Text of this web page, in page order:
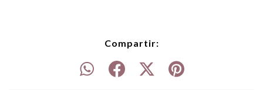
Compartir: